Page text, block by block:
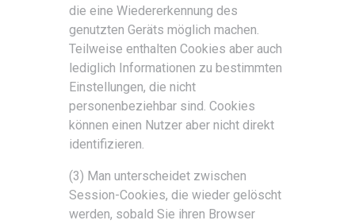
die eine Wiedererkennung des
genutzten Geräts möglich machen.
Teilweise enthalten Cookies aber auch
lediglich Informationen zu bestimmten
Einstellungen, die nicht
personenbeziehbar sind. Cookies
können einen Nutzer aber nicht direkt
identifizieren.
(3) Man unterscheidet zwischen
Session-Cookies, die wieder gelöscht
werden, sobald Sie ihren Browser